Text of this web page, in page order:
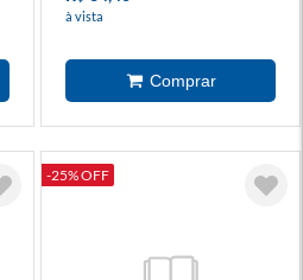
à vista
-25% OFF